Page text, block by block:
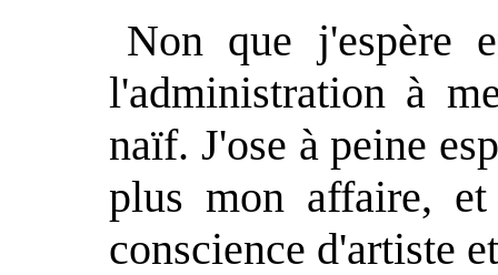
Non que j'espère
l'administration à
naïf. J'ose à peine
plus mon affaire,
conscience d'artiste